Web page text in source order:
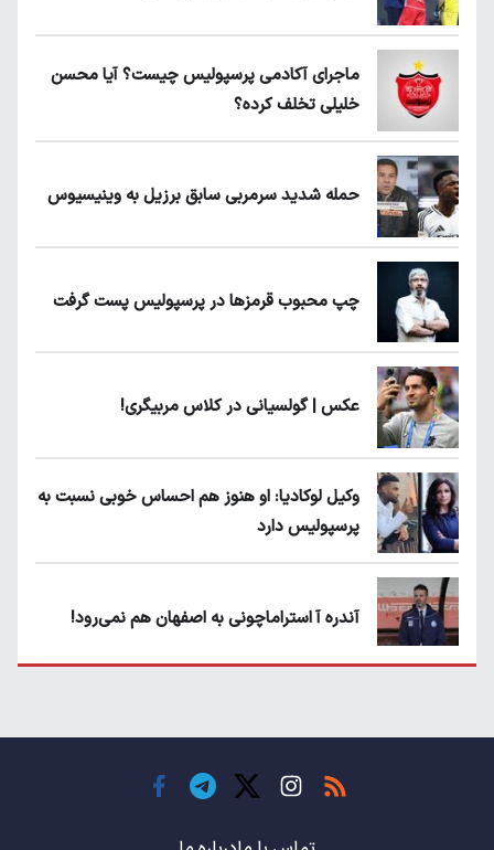
ماجرای آکادمی پرسپولیس چیست؟ آیا محسن
خلیلی تخلف کرده؟
حمله شدید سرمربی سابق برزیل به وینیسیوس
چپ محبوب قرمزها در پرسپولیس پست گرفت
عکس | گولسیانی در کلاس مربیگری!
وکیل لوکادیا: او هنوز هم احساس خوبی نسبت به
پرسپولیس دارد
آندره آ استراماچونی به اصفهان هم نمی‌رود!
حسن روی هوا!
باشگاه های جهان